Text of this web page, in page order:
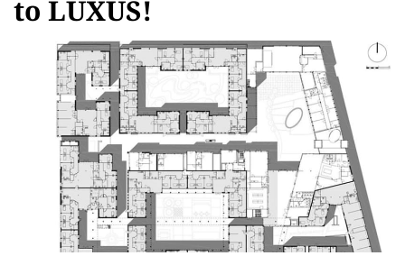
Showbyznys
Youtubeři
Virály
Sex a vztahy
Videa
Sledujte prima+
to LUXUS!